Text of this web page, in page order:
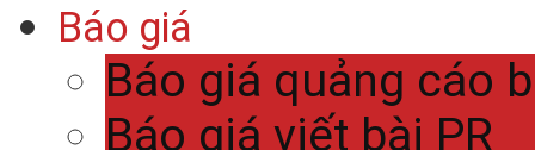
Báo giá
Báo giá quảng cáo
Báo giá viết bài PR